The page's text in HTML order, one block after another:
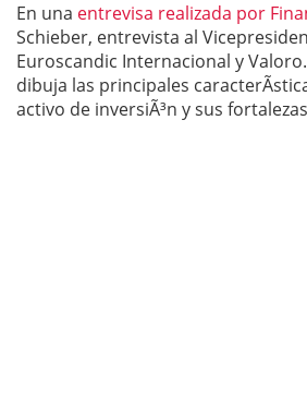
En una entrevisa realizada por
Schieber, entrevista al
Euroscandic Internacional y
dibuja las principales
activo de inversiÃ³n y sus